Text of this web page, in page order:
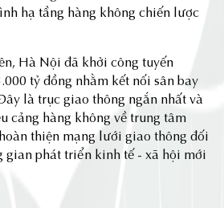
hạ tầng hàng không chiến lược
Hà Nội đã khởi công tuyến
tỷ đồng nhằm kết nối sân bay
là trục giao thông ngắn nhất và
cảng hàng không về trung tâm
thiện mạng lưới giao thông đối
gian phát triển kinh tế - xã hội mới